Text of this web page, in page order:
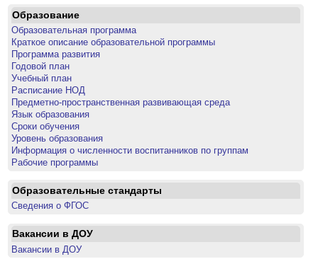
Образование
Образовательная программа
Краткое описание образовательной программы
Программа развития
Годовой план
Учебный план
Расписание НОД
Предметно-пространственная развивающая среда
Язык образования
Сроки обучения
Уровень образования
Информация о численности воспитанников по группам
Рабочие программы
Образовательные стандарты
Сведения о ФГОС
Вакансии в ДОУ
Вакансии в ДОУ